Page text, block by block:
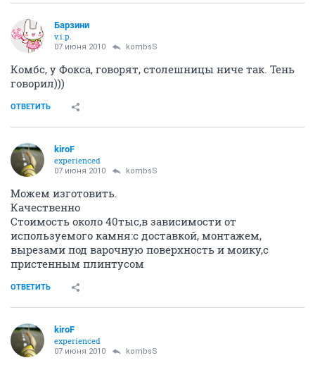
Барзини
v.i.p.
07 июня 2010 kombsS
Комбс, у Фокса, говорят, столешницы ниче так. Тень
говорил)))
ОТВЕТИТЬ
kiroF
experienced
07 июня 2010 kombsS
Можем изготовить.
Качественно
Стоимость около 40тыс,в зависимости от
используемого камня:с доставкой, монтажем,
вырезами под варочную поверхность и моику,с
пристенным плинтусом
ОТВЕТИТЬ
kiroF
experienced
07 июня 2010 kombsS